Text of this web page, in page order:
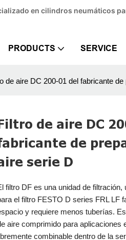
en cilindros neumáticos
PRODUCTS SERVICE
de aire DC 200-01 del fabricante
de aire DC
de
serie D
filtro DF es una unidad de
el filtro FESTO D series FRL LF
y requiere menos tuberías.
aire comprimido para aplicaciones
combinable dentro de la